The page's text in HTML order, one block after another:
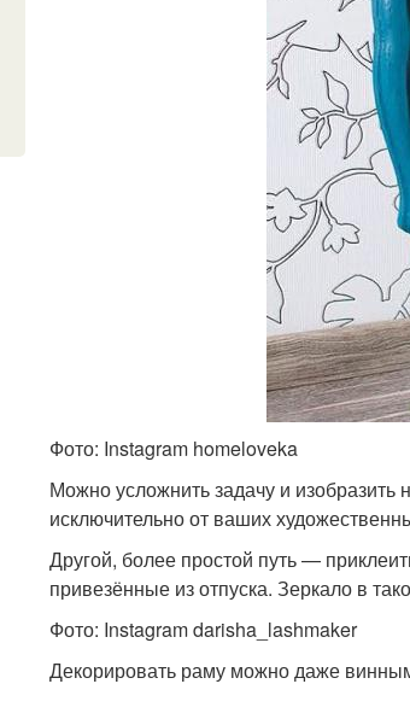
Фото: Instagram homeloveka
Можно усложнить задачу и изобразить
исключительно от ваших
Другой, более простой путь —
привезённые из отпуска. Зеркало в
Фото: Instagram darisha_lashmaker
Декорировать раму можно даже